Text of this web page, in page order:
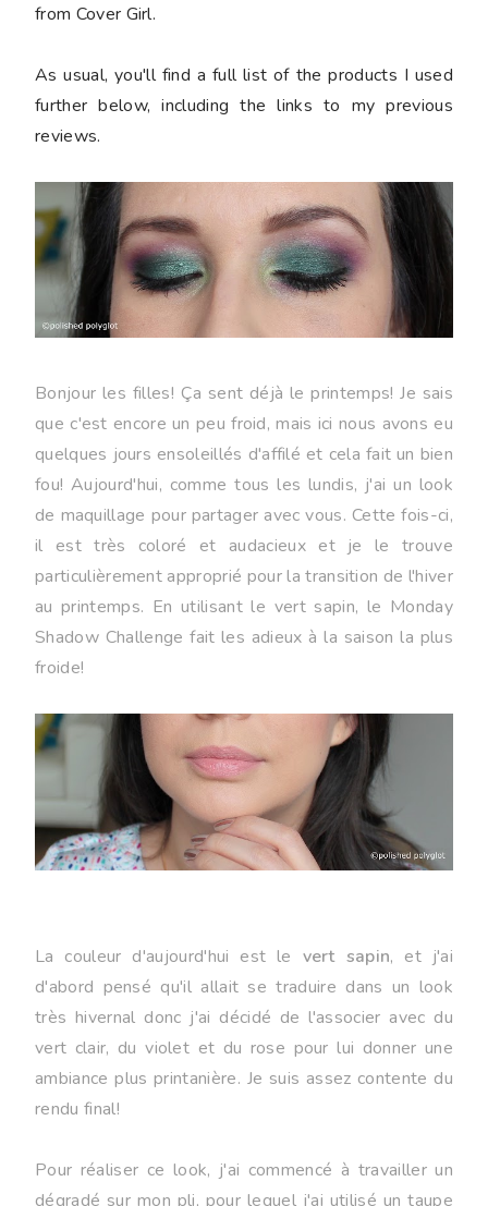
from Cover Girl.
As usual, you'll find a full list of theproducts I used
further below, including the links to my previous
reviews.
Bonjour les filles! Ça sent déjà le printemps! Je sais
que c'est encore un peu froid, mais ici nous avons eu
quelques jours ensoleillés d'affilé et cela fait un bien
fou! Aujourd'hui, comme tous les lundis, j'ai un look
de maquillage pour partager avec vous. Cette fois-ci,
il est très coloré et audacieux et je le trouve
particulièrement approprié pour la transition de l'hiver
au printemps. En utilisant le vert sapin, le Monday
Shadow Challenge fait les adieux à la saison la plus
froide!
La couleur d'aujourd'hui est le vert sapin, et j'ai
d'abord pensé qu'il allait se traduire dans un look
très hivernal donc j'ai décidé de l'associer avec du
vert clair, du violet et du rose pour lui donner une
ambiance plus printanière. Je suis assez contente du
rendu final!
Pour réaliser ce look, j'ai commencé à travailler un
dégradé sur mon pli, pour lequel j'ai utilisé un taupe